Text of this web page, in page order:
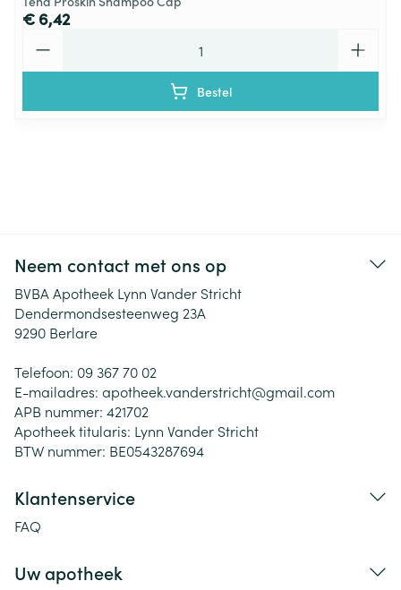
€ 6,42
Bestel
Neem contact met ons op
BVBA Apotheek Lynn Vander Stricht
Dendermondsesteenweg 23A
9290 Berlare
Telefoon: 09 367 70 02
E-mailadres: apotheek.vanderstricht@gmail.com
APB nummer: 421702
Apotheek titularis: Lynn Vander Stricht
BTW nummer: BE0543287694
Klantenservice
FAQ
Uw apotheek